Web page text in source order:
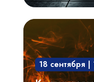
Критерии
выбора,
проектирование
системы18 сентября |